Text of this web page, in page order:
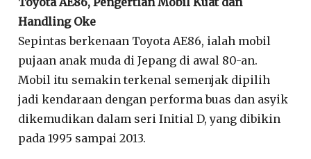
Handling Oke
Sepintas berkenaan Toyota AE86, ialah mobil
pujaan anak muda di Jepang di awal 80-an.
Mobil itu semakin terkenal semenjak dipilih
jadi kendaraan dengan performa buas dan asyik
dikemudikan dalam seri Initial D, yang dibikin
pada 1995 sampai 2013.